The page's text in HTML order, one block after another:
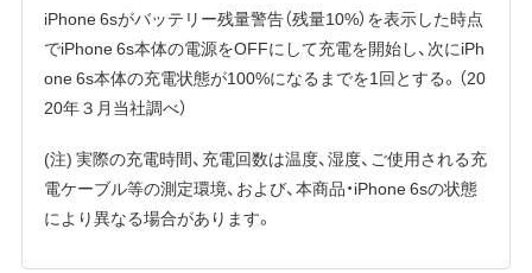
iPhone 6sがバッテリー残量警告（残量10%）を表示した時点
でiPhone 6s本体の電源をOFFにして充電を開始し、次にiPh
one 6s本体の充電状態が100%になるまでを1回とする。（20
20年３月当社調べ）
(注) 実際の充電時間、充電回数は温度、湿度、ご使用される充
電ケーブル等の測定環境、および、本商品・iPhone 6sの状態
により異なる場合があります。